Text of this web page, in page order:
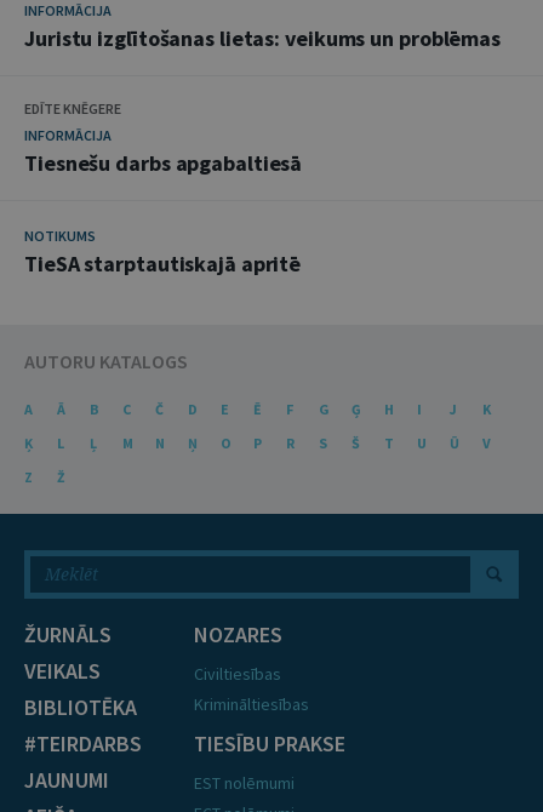
INFORMĀCIJA
Juristu izglītošanas lietas: veikums un problēmas
EDĪTE KNĒGERE
INFORMĀCIJA
Tiesnešu darbs apgabaltiesā
NOTIKUMS
TieSA starptautiskajā apritē
AUTORU KATALOGS
A Ā B C Č D E Ē F G Ģ H I J
K
Ķ
L Ļ M N Ņ O P R S Š T U Ū
V
Z
Ž
ŽURNĀLS
VEIKALS
BIBLIOTĒKA
#TEIRDARBS
JAUNUMI
NOZARES
Civiltiesības
Krimināltiesības
TIESĪBU PRAKSE
EST nolēmumi